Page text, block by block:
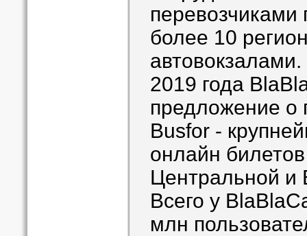
перевозчиками
более 10
2019 года
предложение о
Busfor -
онлайн
Центральной и
Всего у
млн